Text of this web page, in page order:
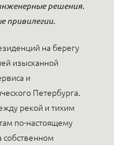
решения.
привилегии.
на берегу
изысканной
и
Петербурга.
рекой и тихим
по-настоящему